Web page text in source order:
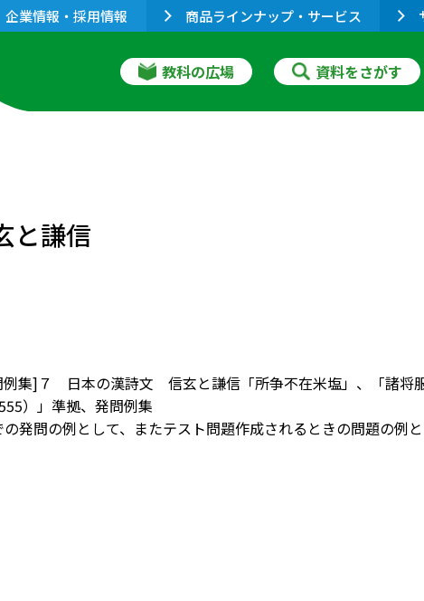
企業情報・採用情報 商品ラインナップ・サービス
教科の広場 資料をさがす
と謙信
例集]７ 日本の漢詩文 信玄と謙信「所争不在米塩」、「諸将
）」準拠、発問例集
発問の例として、またテスト問題作成されるときの問題の例